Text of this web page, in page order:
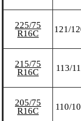
225/75
R16C
121/
215/75
R16C
113/
205/75
R16C
110/